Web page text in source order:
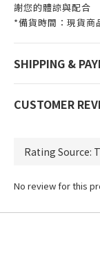
謝您的體諒與配合
*備貨時間：現貨商
SHIPPING &
CUSTOMER
No review for this